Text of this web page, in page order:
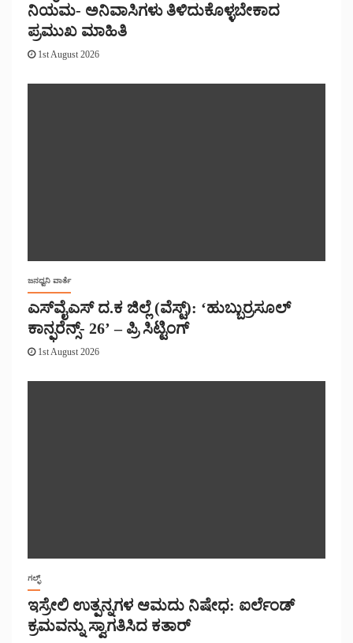
ನಿಯಮ- ಅನಿವಾಸಿಗಳು ತಿಳಿದುಕೊಳ್ಳಬೇಕಾದ
ಪ್ರಮುಖ ಮಾಹಿತಿ
1st August 2026
ಜನಧ್ವನಿ ವಾರ್ತೆ
ಎಸ್‌ವೈಎಸ್ ದ.ಕ ಜಿಲ್ಲೆ (ವೆಸ್ಟ್): ‘ಹುಬ್ಬುರ್ರಸೂಲ್
ಕಾನ್ಫರೆನ್ಸ್- 26’ – ಪ್ರಿ ಸಿಟ್ಟಿಂಗ್
1st August 2026
ಗಲ್ಫ್
ಇಸ್ರೇಲಿ ಉತ್ಪನ್ನಗಳ ಆಮದು ನಿಷೇಧ: ಐರ್ಲೆಂಡ್
ಕ್ರಮವನ್ನು ಸ್ವಾಗತಿಸಿದ ಕತಾರ್